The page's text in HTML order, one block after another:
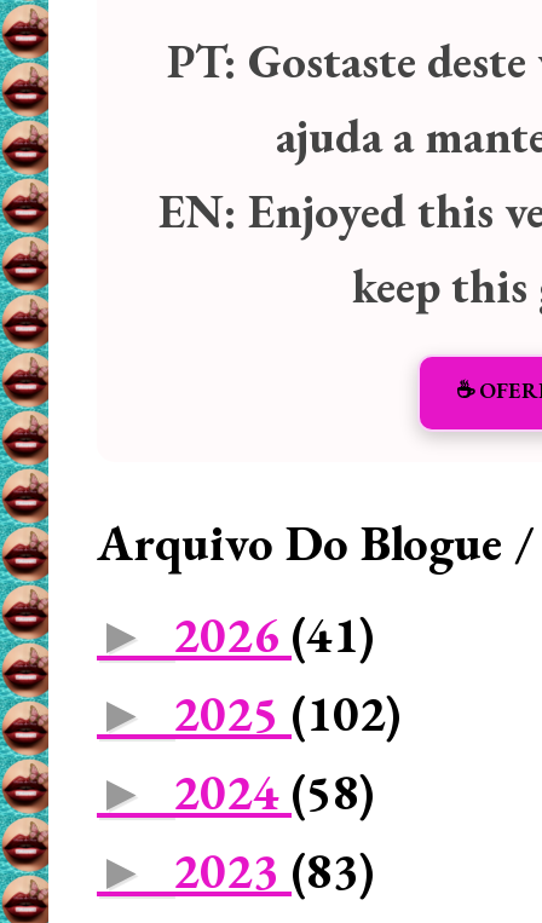
PT: Gostaste
ajuda a
EN: Enjoyed this
keep
☕️
Arquivo Do Blogue
► 2026 (41)
► 2025 (102)
► 2024 (58)
► 2023 (83)